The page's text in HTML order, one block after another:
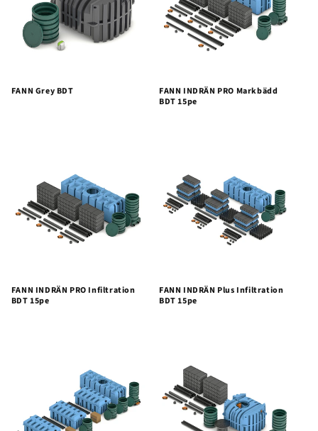
e
FANN Grey BDT
FANN INDRÄN PRO Markbädd
BDT 15pe
FANN INDRÄN PRO Infiltration
BDT 15pe
FANN INDRÄN Plus Infiltration
BDT 15pe